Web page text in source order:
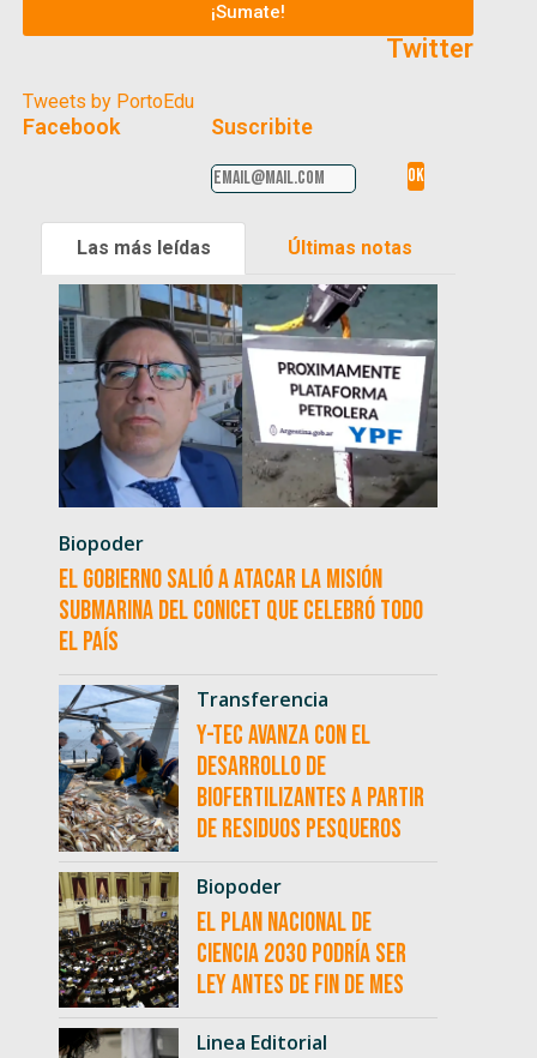
¡Sumate!
Twitter
Tweets by PortoEdu
Facebook Suscribite
Las más leídas Últimas notas
Biopoder
El Gobierno salió a atacar la misión
submarina del CONICET que celebró todo
el país
Transferencia
Y-TEC avanza con el
desarrollo de
biofertilizantes a partir
de residuos pesqueros
Biopoder
El Plan Nacional de
Ciencia 2030 podría ser
ley antes de fin de mes
Linea Editorial